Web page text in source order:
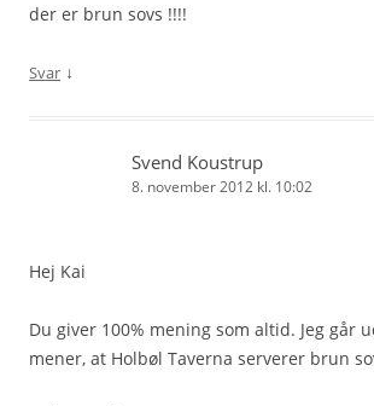
der er brun sovs !!!!
Svar ↓
Svend Koustrup
8. november 2012 kl. 10:02
Hej Kai
Du giver 100% mening som altid. Jeg går
mener, at Holbøl Taverna serverer brun